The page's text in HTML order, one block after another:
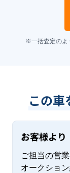
※一括査定のよ
この車
お客様より
ご担当の営
オークショ